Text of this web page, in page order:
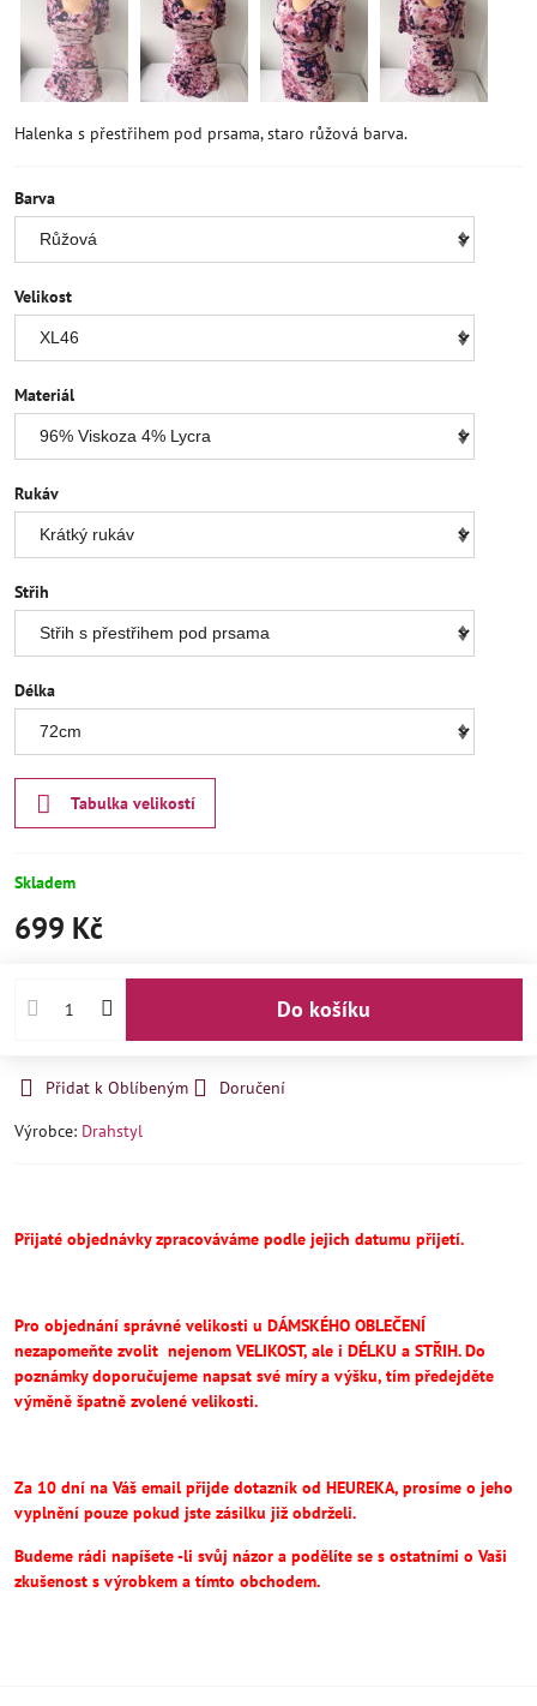
Halenka s přestřihem pod prsama, staro růžová barva.
Barva
Velikost
Materiál
Rukáv
Střih
Délka
Tabulka velikostí
Skladem
699 Kč
Do košíku
Přidat k Oblíbeným
Doručení
Výrobce: Drahstyl
Přijaté objednávky zpracováváme podle jejich datumu přijetí.
Pro objednání správné velikosti u DÁMSKÉHO OBLEČENÍ
nezapomeňte zvolit nejenom VELIKOST, ale i DÉLKU a STŘIH.Do
poznámky doporučujeme napsat své míry a výšku, tím předejděte
výměně špatně zvolené velikosti.
Za 10 dní na Váš email přijde dotazník od HEUREKA, prosíme o jeho
vyplnění pouze pokud jste zásilku již obdrželi.
Budeme rádi napíšete -li svůj názor a podělíte se s ostatními o Vaši
zkušenost s výrobkem a tímto obchodem.